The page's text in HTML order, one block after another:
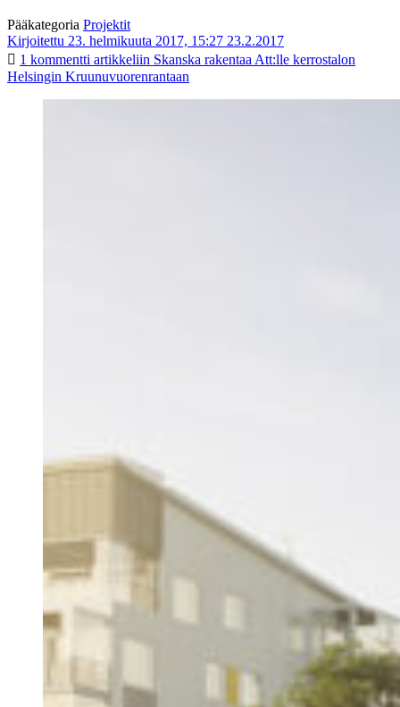
Pääkategoria Projektit
Kirjoitettu 23. helmikuuta 2017, 15:27 23.2.2017
1 kommentti artikkeliin Skanska rakentaa Att:lle kerrostalon
Helsingin Kruunuvuorenrantaan